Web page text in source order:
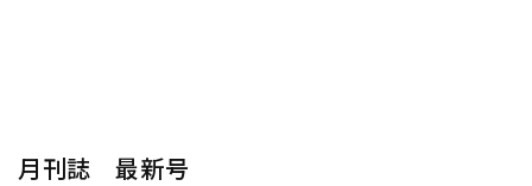
月刊誌 最新号